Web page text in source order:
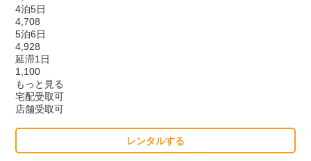
4泊5日
4,708
5泊6日
4,928
延滞1日
1,100
もっと見る
宅配受取可
店舗受取可
レンタルする